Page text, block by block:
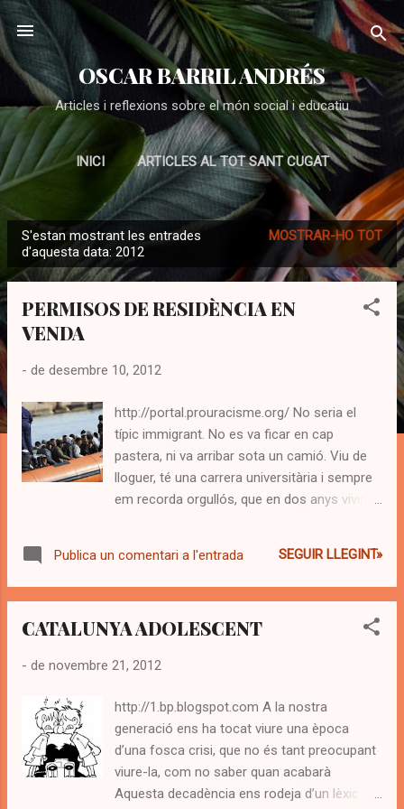
Salta al contingut principal
OSCAR BARRIL ANDRÉS
Articles i reflexions sobre el món social i educatiu
INICI ARTICLES AL TOT SANT CUGAT
EDUCACIÓ ADOLESCENTS MÉS…
EDUCACIÓ SOCIAL
n
S'estan mostrant les entrades
d'aquesta data: 2012
MOSTRAR-HO TOT
PERMISOS DE RESIDÈNCIA EN
VENDA
- de desembre 10, 2012
http://portal.prouracisme.org/ No seria el
típic immigrant. No es va ficar en cap
pastera, ni va arribar sota un camió. Viu de
lloguer, té una carrera universitària i sempre
em recorda orgullós, que en dos anys vivint
feina, tot i que va estar treballant en una
fàbrica 6 mesos. No té fills. Va adoptar un
català) recicla totes les seves escombraries,
ha estat voluntari en la recollida de queviures
de Nadal. Però amics meus, el meu usuari, a
banda de no tenir els papers de residència
en regla, no té diners. No té 160.000 per
comprar un pis i obtenir el permís de
residència automàticament, decret amb què
Publica un comentari a l'entrada SEGUIR LLEGINT»
CATALUNYA ADOLESCENT
- de novembre 21, 2012
http://1.bp.blogspot.com A la nostra
generació ens ha tocat viure una època
d’una fosca crisi, que no és tant preocupant
viure-la, com no saber quan acabarà
Aquesta decadència ens rodeja d’un lèxic